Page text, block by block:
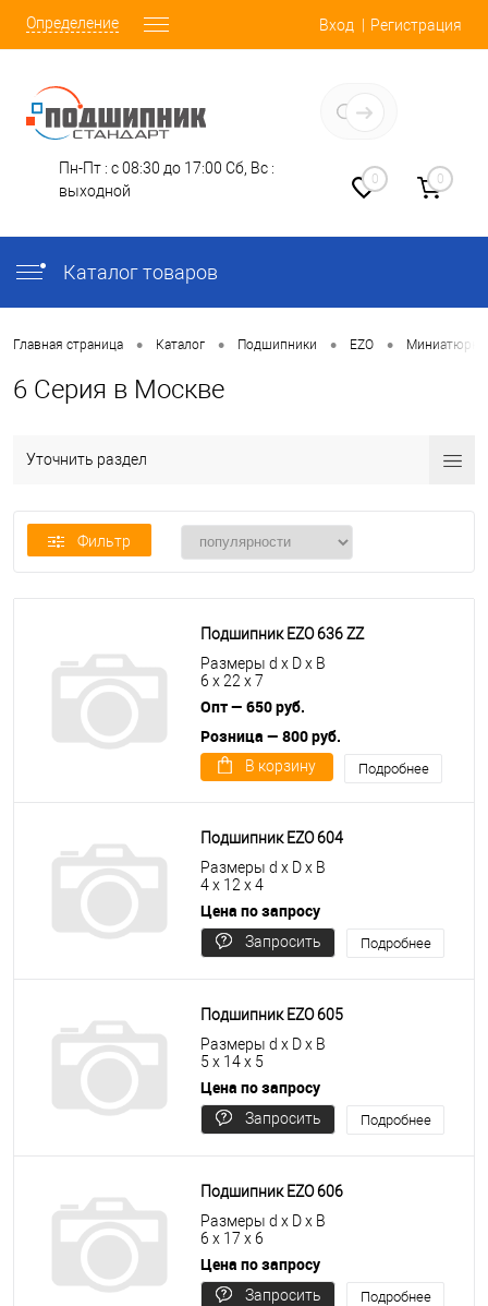
Определение Вход Регистрация
Пн-Пт : с 08:30 до 17:00 Сб, Вс :
выходной
0 0
Каталог товаров
Главная страница • Каталог • Подшипники • EZO •
6 Серия в Москве
Уточнить раздел
Фильтр
Подшипник EZO 636 ZZ
Размеры d x D x B
6 x 22 x 7
Опт — 650 руб.
Розница — 800 руб.
В корзину Подробнее
Подшипник EZO 604
Размеры d x D x B
4 x 12 x 4
Цена по запросу
Запросить
Подробнее
Подшипник EZO 605
Размеры d x D x B
5 x 14 x 5
Цена по запросу
Запросить
Подробнее
Подшипник EZO 606
Размеры d x D x B
6 x 17 x 6
Цена по запросу
Запросить
Подробнее